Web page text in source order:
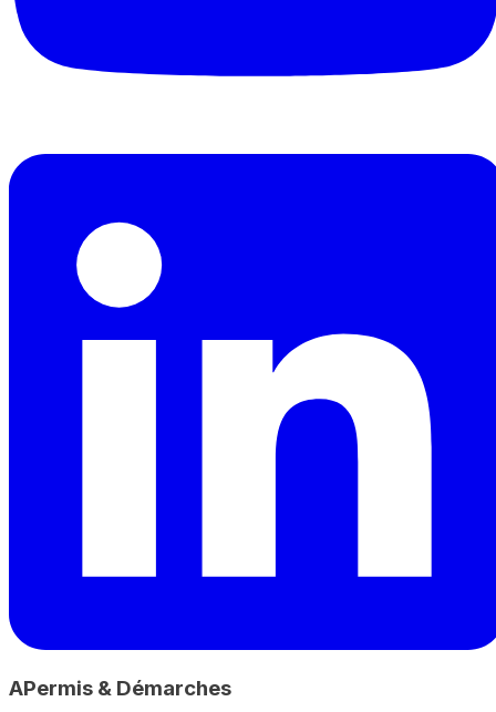
APermis & Démarches